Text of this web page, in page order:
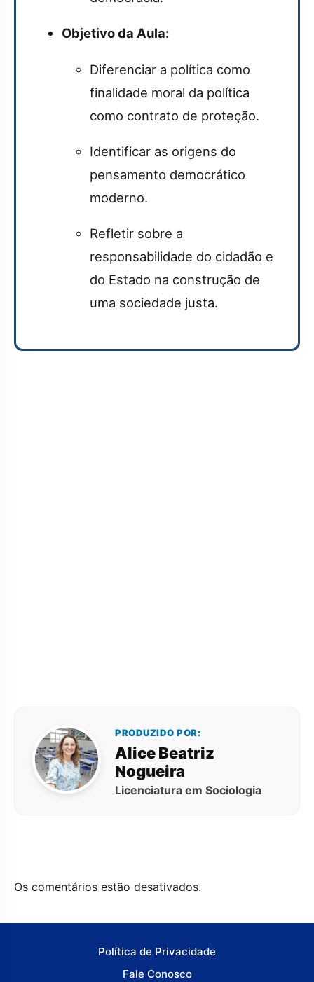
Objetivo da Aula:
Diferenciar a política como
finalidade moral da política
como contrato de proteção.
Identificar as origens do
pensamento democrático
moderno.
Refletir sobre a
responsabilidade do cidadão e
do Estado na construção de
uma sociedade justa.
PRODUZIDO POR:
Alice Beatriz
Nogueira
Licenciatura em Sociologia
Os comentários estão desativados.
Política de Privacidade
Fale Conosco